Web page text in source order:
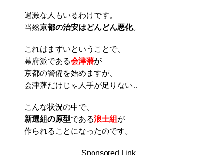
過激な人もいるわけです。
当然京都の治安はどんどん悪化。
これはまずいということで、
幕府派である会津藩が
京都の警備を始めますが、
会津藩だけじゃ人手が足りない…
こんな状況の中で、
新選組の原型である浪士組 が
作られることになったのです。
Sponsored Link